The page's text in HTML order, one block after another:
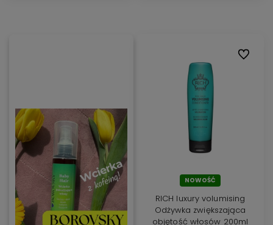
NOWOŚĆ
RICH luxury volumising
Odżywka zwiększająca
objętość włosów 200ml
Do